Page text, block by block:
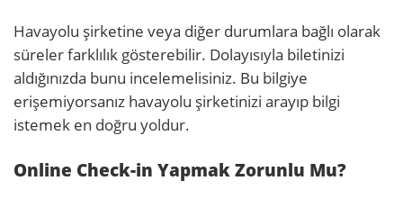
Havayolu şirketine veya diğer durumlara bağlı olarak
süreler farklılık gösterebilir. Dolayısıyla biletinizi
aldığınızda bunu incelemelisiniz. Bu bilgiye
erişemiyorsanız havayolu şirketinizi arayıp bilgi
istemek en doğru yoldur.
Online Check-in Yapmak Zorunlu Mu?